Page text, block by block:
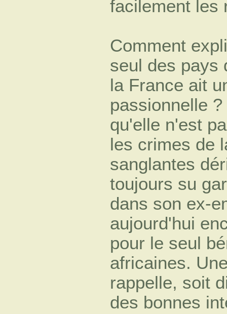
facilement les
Comment
seul des pays
la France ait
passionnelle
qu'elle n'est
les crimes de
sanglantes
toujours su
dans son ex-
aujourd'hui
pour le seul
africaines.
rappelle, soit
des bonnes